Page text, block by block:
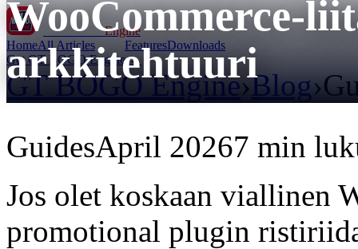
GT BOGOEngine
HomeAll Articles FeaturesDownloads
Get GT BOGO Engine →
GT BOGO Engine›Blog›
WooCommerce-
arkkitehtuuri
GuidesApril 20267 min
Jos olet koskaan viallinen
promotional plugin